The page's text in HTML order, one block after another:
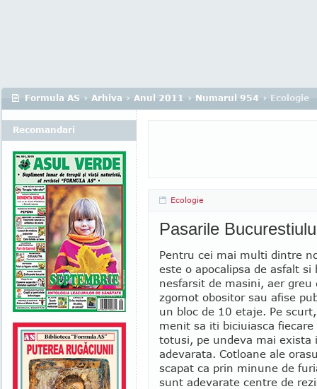
Formula AS › Arhiva › Anul 2011 › Numarul 954 › Ecologie
Ecologie
Pasarile
Pentru cei mai multi dintre
este o apocalipsa de asfalt si
nesfarsit de masini, aer greu
zgomot obositor sau afise
un bloc de 10 etaje. Pe
menit sa iti biciuiasca
totusi, pe undeva mai exista
adevarata. Cotloane ale
scapat ca prin minune de
sunt adevarate centre de
Recomandari